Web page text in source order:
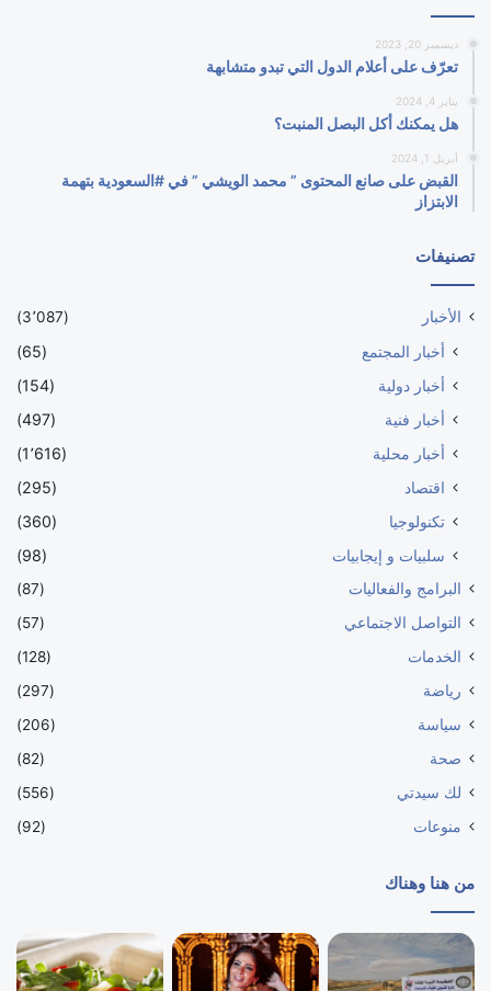
ديسمبر 20, 2023
تعرّف على أعلام الدول التي تبدو متشابهة
يناير 4, 2024
هل يمكنك أكل البصل المنبت؟
أبريل 1, 2024
القبض على صانع المحتوى ” محمد الويشي ” في #السعودية بتهمة
الابتزاز
تصنيفات
الأخبار (3٬087)
أخبار المجتمع
(65)
أخبار دولية
(154)
أخبار فنية
(497)
أخبار محلية
(1٬616)
اقتصاد
(295)
تكنولوجيا
(360)
سلبيات و إيجابيات
(98)
البرامج والفعاليات
(87)
التواصل الاجتماعي
(57)
الخدمات
(128)
رياضة
(297)
سياسة
(206)
صحة
(82)
لك سيدتي
(556)
منوعات
(92)
من هنا وهناك